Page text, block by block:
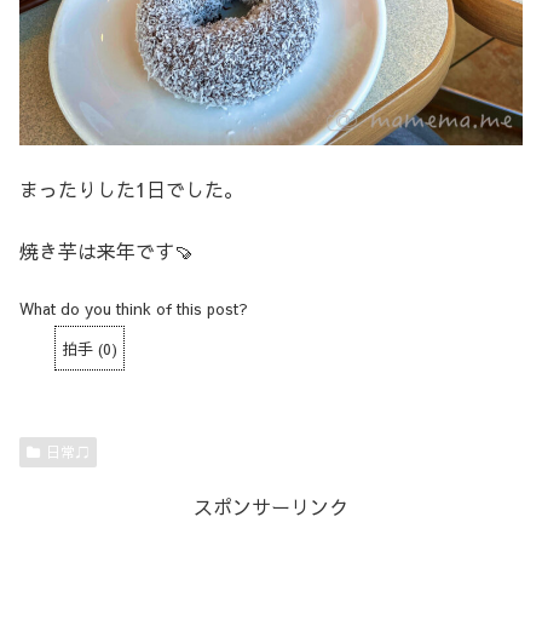
まったりした1日でした。
焼き芋は来年です🍠
What do you think of this post?
拍手 (0)
日常♫
スポンサーリンク